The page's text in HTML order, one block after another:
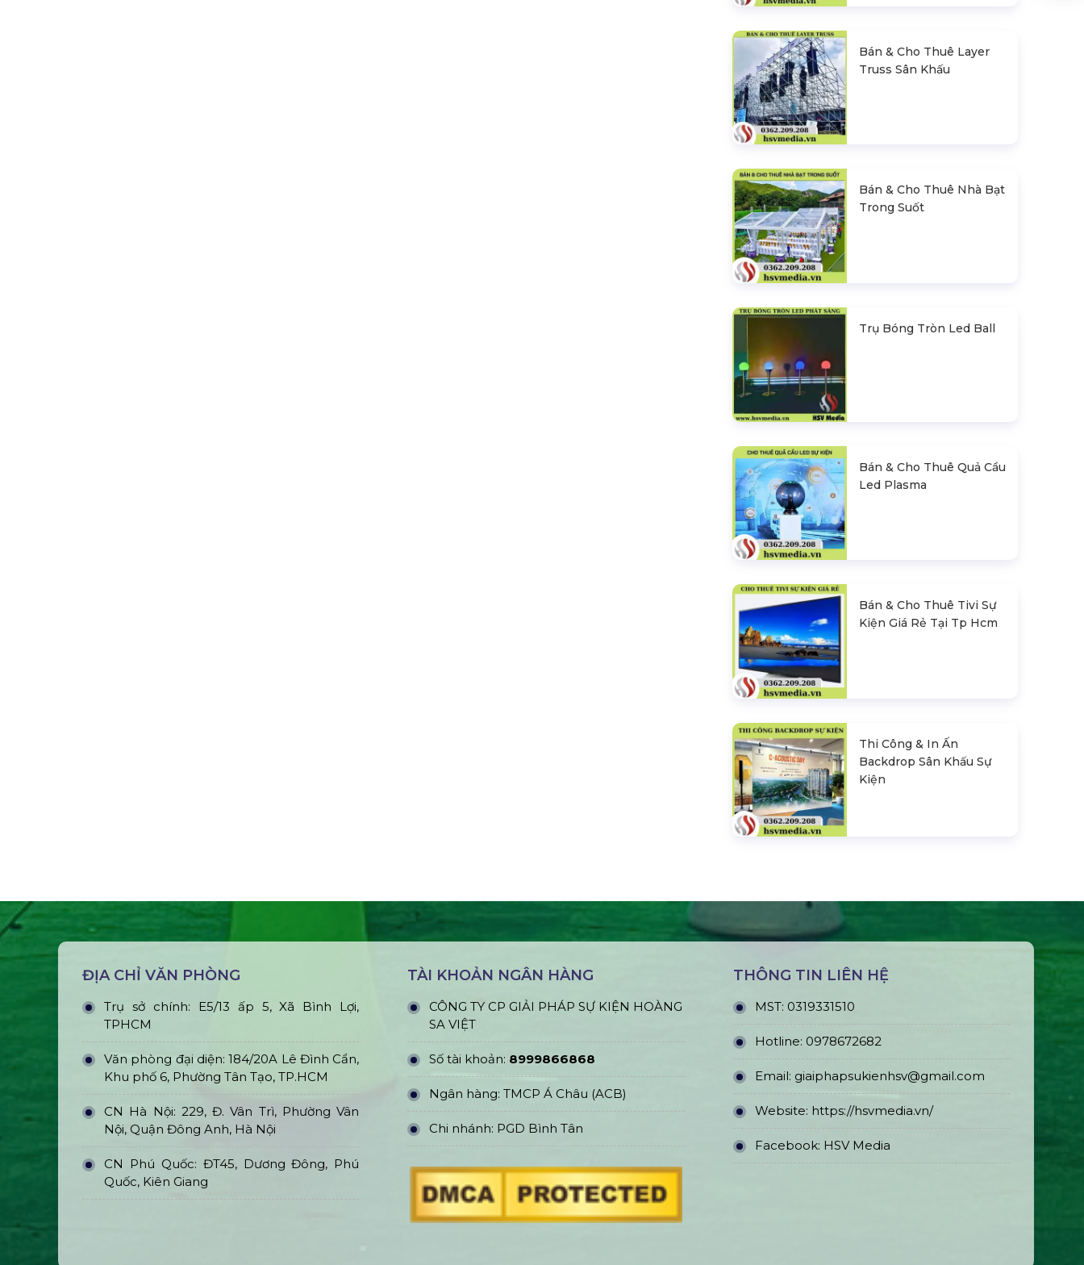
Bán & Cho Thuê Layer
Truss Sân Khấu
Bán & Cho Thuê Nhà Bạt
Trong Suốt
Trụ Bóng Tròn Led Ball
Bán & Cho Thuê Quả Cầu
Led Plasma
Bán & Cho Thuê Tivi Sự
Kiện Giá Rẻ Tại Tp Hcm
Thi Công & In Ấn
Backdrop Sân Khấu Sự
Kiện
ĐỊA CHỈ VĂN PHÒNG
Trụ sở chính: E5/13 ấp 5, Xã Bình Lợi,
TPHCM
Văn phòng đại diện: 184/20A Lê Đình Cẩn,
Khu phố 6, Phường Tân Tạo, TP.HCM
CN Hà Nội: 229, Đ. Vân Trì, Phường Vân
Nội, Quận Đông Anh, Hà Nội
CN Phú Quốc: ĐT45, Dương Đông, Phú
Quốc, Kiên Giang
TÀI KHOẢN NGÂN HÀNG
CÔNG TY CP GIẢI PHÁP SỰ KIỆN HOÀNG
SA VIỆT
Số tài khoản: 8999866868
Ngân hàng: TMCP Á Châu (ACB)
Chi nhánh: PGD Bình Tân
THÔNG TIN LIÊN HỆ
MST: 0319331510
Hotline: 0978672682
Email: giaiphapsukienhsv@gmail.com
Website: https://hsvmedia.vn/
Facebook: HSV Media